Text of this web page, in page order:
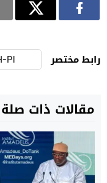
رابط مختصر
مقالات ذات صلة